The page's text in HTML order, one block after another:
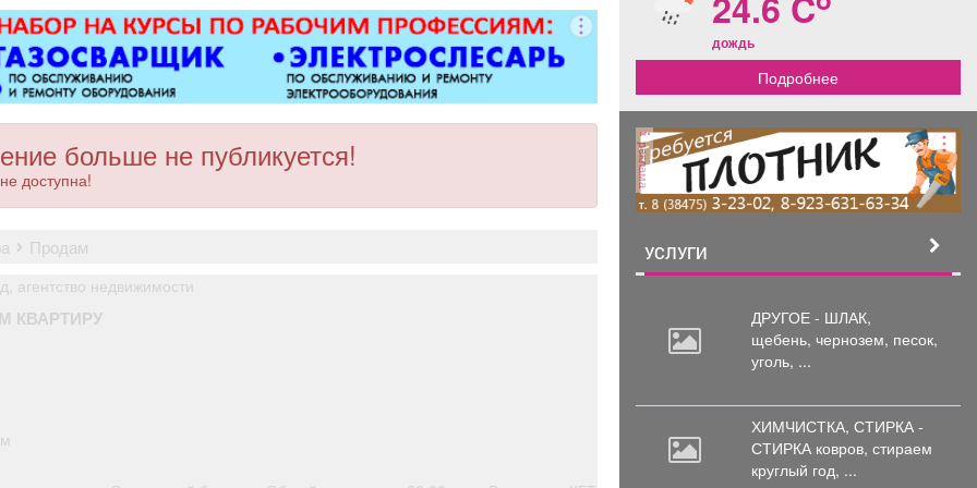
Вывоз мусора.
магнитол,
электроусилителей
руля,
многофункциональных
дисплеев, и многого
другого. Быстро,
после осмотра
больше не публикуется!
доступна!
продам
агентство недвижимости
КВАРТИРУ
дождь
Подробнее
реклама
УСЛУГИ
ДРУГОЕ - ШЛАК,
щебень, чернозем, песок,
уголь, ...
ХИМЧИСТКА, СТИРКА -
СТИРКА ковров, стираем
круглый год, ...